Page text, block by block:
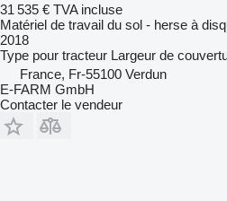
31 535 € TVA incluse
Matériel de travail du sol - herse à
2018
Type pour tracteur Largeur de
France, Fr-55100 Verdun
E-FARM GmbH
Contacter le vendeur